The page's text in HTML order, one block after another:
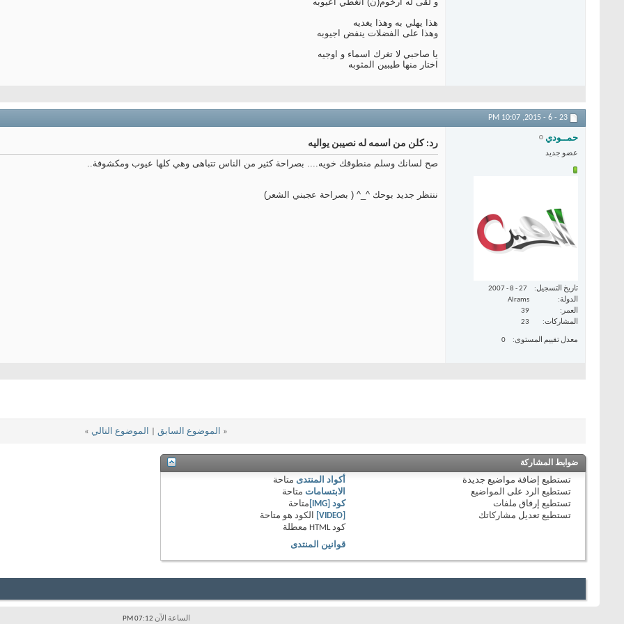
هذا يهلي به وهذا يغديه
وهذا على الفضلات ينفض اجيوبه
يا صاحبي لا تغرك اسماء و اوجيه
اختار منها طيبين المثوبه
23 - 6 - 2015,
10:07 PM
حمــودي
عضو جديد
تاريخ التسجيل
27 - 8 - 2007
الدولة
Alrams
العمر
39
المشاركات
23
معدل تقييم المستوى 0
رد: كلن من اسمه له نصيبن يواليه
صح لسانك وسلم منطوقك خويه.... بصراحة كثير من الناس تتباهى وهي كلها عيوب ومكشوفة..
ننتظر جديد بوحك ^_^ ( بصراحة عجبني الشعر)
« الموضوع السابق الموضوع التالي »
ضوابط المشاركة
تستطيعإضافة مواضيع جديدة
تستطيعالرد على المواضيع
تستطيعإرفاق ملفات
تستطيعتعديل مشاركاتك
أكواد المنتدى متاحة
الابتسامات متاحة
كود [IMG]
متاحة
[VIDEO]
الكود هو متاحة
كود HTML
معطلة
قوانين المنتدى
الساعة الآن 07:12 PM